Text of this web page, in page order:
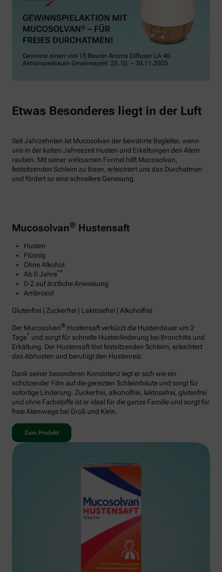
Etwas Besonderes liegt in der Luft
Seit Jahrzehnten ist Mucosolvan der bewährte Begleiter, wenn
uns in der kalten Jahreszeit Husten und Erkältungen den Atem
rauben. Mit seiner wirksamen Formel hilft Mucosolvan,
festsitzenden Schleim zu lösen, erleichtert uns das Durchatmen
und fördert so eine schnellere Genesung.
Mucosolvan® Hustensaft
Husten
Flüssig
Ohne Alkohol
Ab 0 Jahre**
0-2 auf ärztliche Anweisung
Ambroxol
Glutenfrei | Zuckerfrei | Laktosefrei | Alkoholfrei
Der Mucosolvan® Hustensaft verkürzt die Hustendauer um 2
Tage* und sorgt für schnelle Hustenlinderung bei Bronchitis und
Erkältung. Der Hustensaft löst festsitzenden Schleim, erleichtert
das Abhusten und beruhigt den Hustenreiz.
Dank seiner besonderen Konsistenz legt er sich wie ein
schützender Film auf die gereizten Schleimhäute und sorgt für
sofortige Linderung. Zuckerfrei, alkoholfrei, laktosefrei, glutenfrei
und ohne Farbstoffe ist er ideal für die ganze Familie und sorgt für
freie Atemwege bei Groß und Klein.
Zum Produkt